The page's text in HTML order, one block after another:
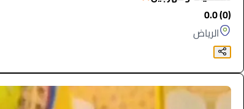
(0) 0.0
الرياض